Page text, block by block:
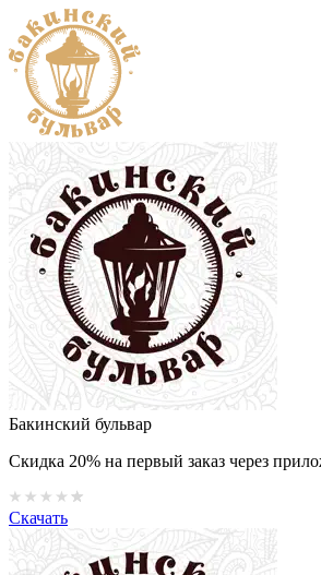
Бакинский бульвар
Скидка 20% на первый заказ через
Скачать